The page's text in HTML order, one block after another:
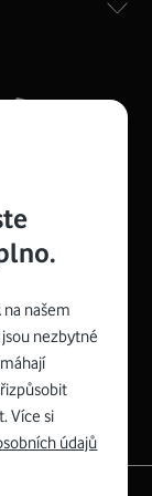
rozměry 21
stojánku)
připojení Wi-
GHz a
našem
nezbytné
Více si
údajů